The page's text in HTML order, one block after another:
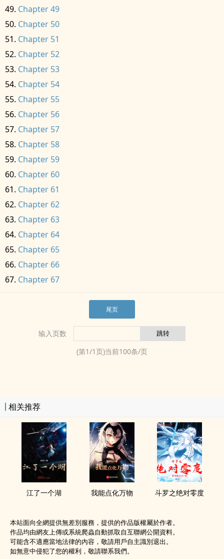
Chapter 49
Chapter 50
Chapter 51
Chapter 52
Chapter 53
Chapter 54
Chapter 55
Chapter 56
Chapter 57
Chapter 58
Chapter 59
Chapter 60
Chapter 61
Chapter 62
Chapter 63
Chapter 64
Chapter 65
Chapter 66
Chapter 67
尾页
输入页数
(第1/1页)当前100条/页
相关推荐
江了一个湖 我能点化万物 斗罗之绝对零度
本站面向全網提供無差別服務，提供的作品版權屬於作者。
作品均由網友上傳或系統爬蟲自動抓取自互聯網公開資料。
可能含不適應當地法律的內容，敬請用戶自主識別退出。
如無意中侵犯了您的權利，敬請聯系我們。